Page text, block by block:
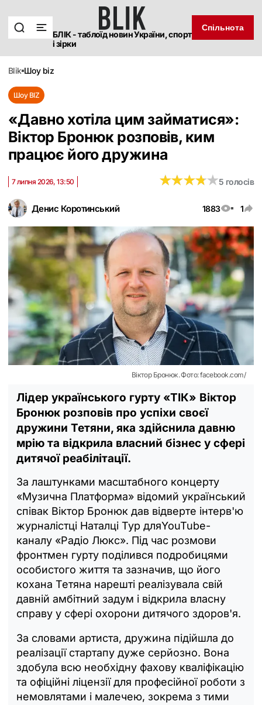
БЛІК - таблоїд новин України, спорт
і зірки
Спільнота
blik шоу biz
Шоу BIZ
«Давно хотіла цим займатися»:
Віктор Бронюк розповів, ким
працює його дружина
Денис Коротинський 1883 1
7 липня 2026, 13:50 ★★★★★
★★★★★5 голосів
Віктор Бронюк. Фото: facebook.com/
Лідер українського гурту «ТІК» Віктор
Бронюк розповів про успіхи своєї
дружини Тетяни, яка здійснила давню
мрію та відкрила власний бізнес у сфері
дитячої реабілітації.
За лаштунками масштабного концерту
«Музична Платформа» відомий український
співак Віктор Бронюк дав відверте інтерв'ю
журналістці Наталці Тур дляYouTube-
каналу «Радіо Люкс». Під час розмови
фронтмен гурту поділився подробицями
особистого життя та зазначив, що його
кохана Тетяна нарешті реалізувала свій
давній амбітний задум і відкрила власну
справу у сфері охорони дитячого здоров'я.
За словами артиста, дружина підійшла до
реалізації стартапу дуже серйозно. Вона
здобула всю необхідну фахову кваліфікацію
та офіційні ліцензії для професійної роботи з
немовлятами і малечею, зокрема з тими